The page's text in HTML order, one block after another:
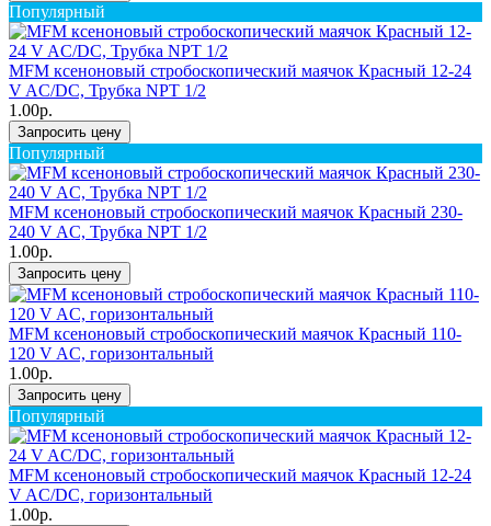
Популярный
MFM ксеноновый стробоскопический маячок Красный 12-24
V AC/DC, Трубка NPT 1/2
1.00р.
Запросить цену
Популярный
MFM ксеноновый стробоскопический маячок Красный 230-
240 V AC, Трубка NPT 1/2
1.00р.
Запросить цену
MFM ксеноновый стробоскопический маячок Красный 110-
120 V AC, горизонтальный
1.00р.
Запросить цену
Популярный
MFM ксеноновый стробоскопический маячок Красный 12-24
V AC/DC, горизонтальный
1.00р.